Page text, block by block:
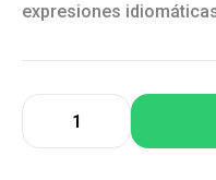
expresiones